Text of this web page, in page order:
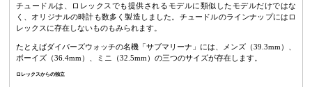
チュードルは、ロレックスでも提供されるモデルに類似したモデルだけではな
く、オリジナルの時計も数多く製造しました。チュードルのラインナップにはロ
レックスに存在しないものもみられます。
たとえばダイバーズウォッチの名機「サブマリーナ」には、メンズ（39.3mm）、
ボーイズ（36.4mm）、ミニ（32.5mm）の三つのサイズが存在します。
ロレックスからの独立